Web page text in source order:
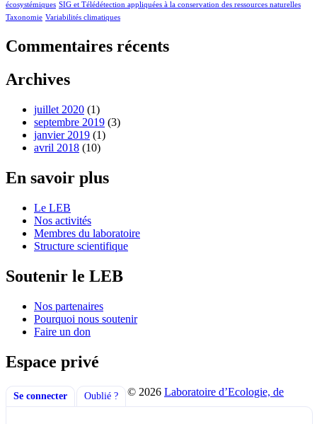
écosystémiques SIG et Télédétection appliquées à la conservation des ressources naturelles
Taxonomie Variabilités climatiques
Commentaires récents
Archives
juillet 2020 (1)
septembre 2019 (3)
janvier 2019 (1)
avril 2018 (10)
En savoir plus
Le LEB
Nos activités
Membres du laboratoire
Structure scientifique
Soutenir le LEB
Nos partenaires
Pourquoi nous soutenir
Faire un don
Espace privé
Se connecter Oublié ? © 2026 Laboratoire d’Ecologie, de